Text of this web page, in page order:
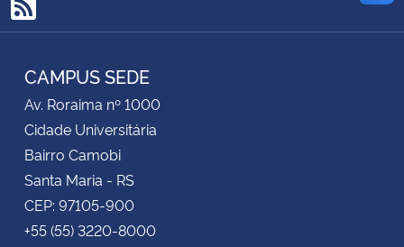
Ministério da Mulher, da Família e dos Direitos Humanos
Secretaria-Geral
Secretaria de Governo
Gabinete de Segurança Institucional
RSS
CAMPUS SEDE
Av. Roraima nº 1000
Cidade Universitária
Bairro Camobi
Santa Maria - RS
CEP: 97105-900
+55 (55) 3220-8000